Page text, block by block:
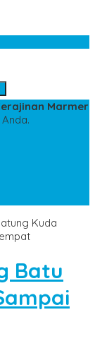
Marmer
Kuda
Batu